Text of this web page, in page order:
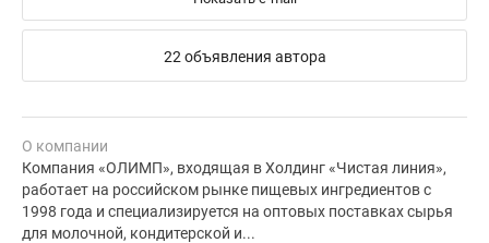
22 объявления автора
О компании
Компания «ОЛИМП», входящая в Холдинг «Чистая линия»,
работает на российском рынке пищевых ингредиентов с
1998 года и специализируется на оптовых поставках сырья
для молочной, кондитерской и...